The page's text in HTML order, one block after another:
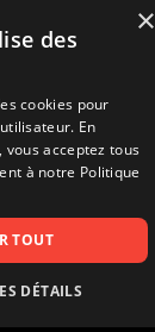
×
des
cookies pour
En
acceptez tous
à notre Politique
TOUT
DÉTAILS